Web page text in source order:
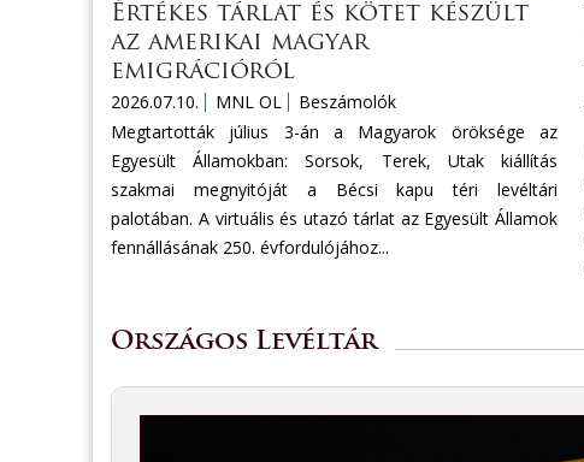
Értékes tárlat és kötet készült
az amerikai magyar
emigrációról
2026.07.10. MNL OL
Beszámolók
Megtartották július 3-án a Magyarok öröksége az
Egyesült Államokban: Sorsok, Terek, Utak kiállítás
szakmai megnyitóját a Bécsi kapu téri levéltári
palotában. A virtuális és utazó tárlat az Egyesült Államok
fennállásának 250. évfordulójához...
Országos Levéltár